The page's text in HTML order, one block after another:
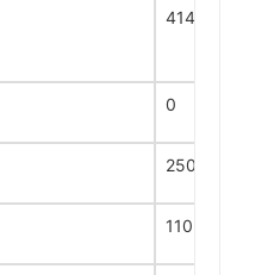
414
0
250
110